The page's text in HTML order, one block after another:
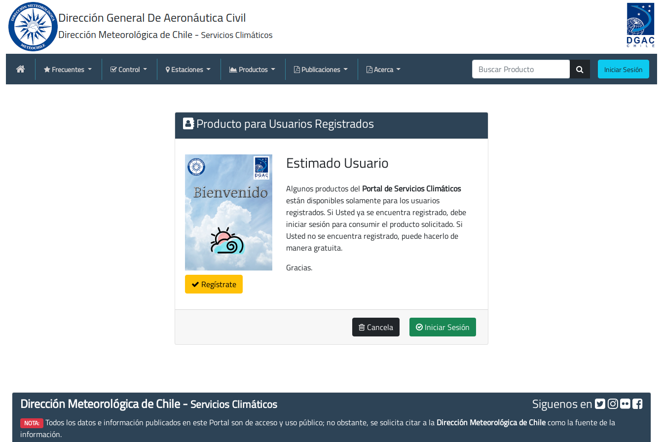
Frecuentes Control Estaciones Productos Publicaciones Acerca Iniciar Sesión
Producto para Usuarios Registrados
Regístrate
Estimado Usuario
Algunos productos del Portal de Servicios Climáticos
están disponibles solamente para los usuarios
registrados. Si Usted ya se encuentra registrado, debe
iniciar sesión para consumir el producto solicitado. Si
Usted no se encuentra registrado, puede hacerlo de
manera gratuita.
Gracias.
Cancela Iniciar Sesión
Dirección Meteorológica de Chile - Servicios Climáticos Siguenos en
NOTA: Todos los datos e información publicados en este Portal son de acceso y uso público; no obstante, se solicita citar a la Dirección Meteorológica de Chilecomo la fuente de la
información.